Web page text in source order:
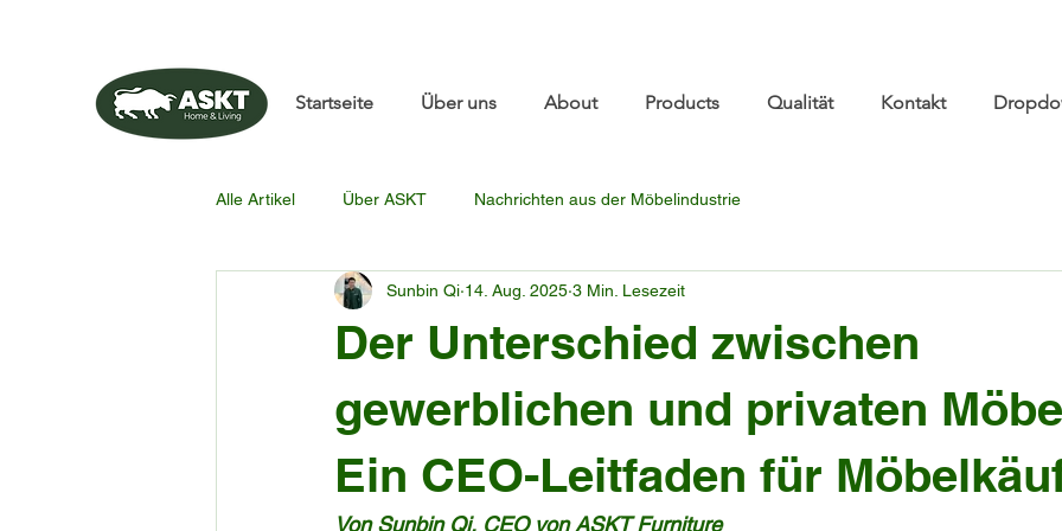
Startseite Über uns About Products Qualität Kontakt
Alle Artikel Über ASKT Nachrichten aus der Möbelindustrie
Der Unterschied zwischen
gewerblichen und privaten
Ein CEO-Leitfaden für
Sunbin Qi 14. Aug. 2025 3 Min. Lesezeit
Von Sunbin Qi, CEO von ASKT Furniture